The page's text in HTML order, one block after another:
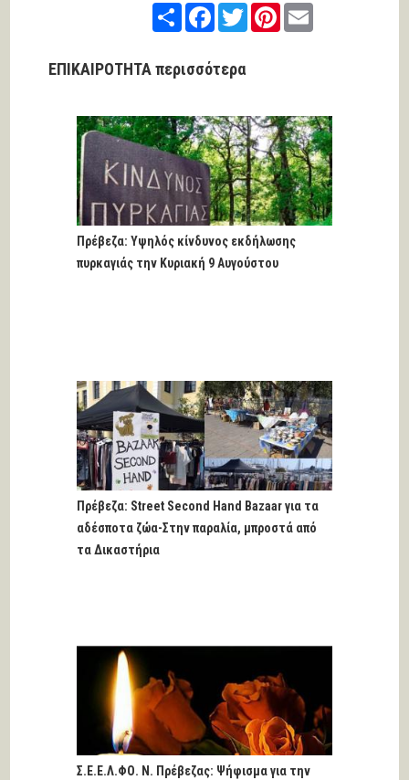
ShareFacebook
TwitterPinterestEmail
ΕΠΙΚΑΙΡΟΤΗΤΑ περισσότερα
Πρέβεζα: Υψηλός κίνδυνος εκδήλωσης
πυρκαγιάς την Κυριακή 9 Αυγούστου
Πρέβεζα: Street Second Hand Bazaar για τα
αδέσποτα ζώα-Στην παραλία, μπροστά από
τα Δικαστήρια
Σ.Ε.Ε.Λ.ΦΟ. Ν. Πρέβεζας: Ψήφισμα για την